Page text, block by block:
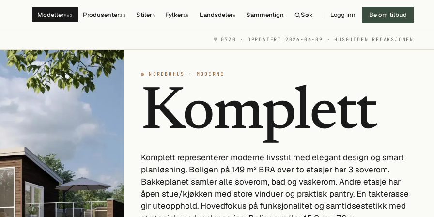
Modeller962 Produsenter32 Stiler4 Fylker15 Landsdeler6 Sammenlign Søk Logg inn Be om tilbud
№ 0730 · OPPDATERT 2026-06-09 · HUSGUIDEN REDAKSJONEN
◍ NORDBOHUS · MODERNE
Komplett
Komplett representerer moderne livsstil med elegant design og smart
planløsning. Boligen på 149 m² BRA over to etasjer har 3 soverom.
Bakkeplanet samler alle soverom, bad og vaskerom. Andre etasje har
åpen stue/kjøkken med store vinduer og praktisk pantry. En takterasse
gir uteopphold. Hovedfokus på funksjonalitet og samtidsestetikk med